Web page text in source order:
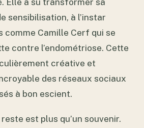
Elle a su transformer sa
sensibilisation, à l’instar
comme Camille Cerf qui se
contre l’endométriose. Cette
créative et
des réseaux sociaux
à bon escient.
est plus qu’un souvenir.